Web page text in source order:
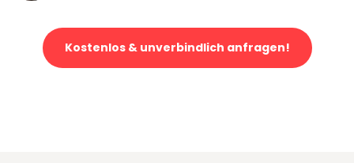
Kostenlos & unverbindlich anfragen!